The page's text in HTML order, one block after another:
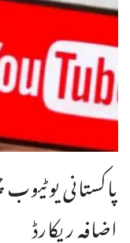
پاکستانی
اضافہ ریکارڈ